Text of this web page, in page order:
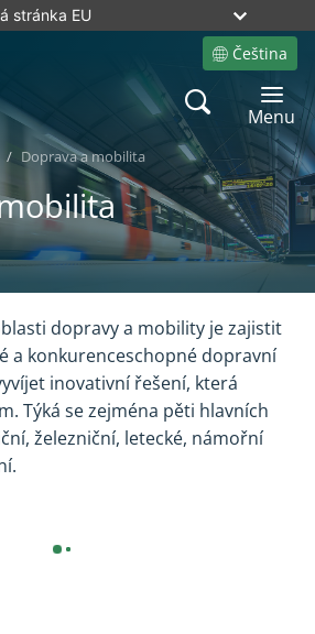
stránka EU
Čeština
Site language
Search
Toggle
Menu
Doprava a mobilita
dopravy a mobility je zajistit
a konkurenceschopné dopravní
inovativní řešení, která
Týká se zejména pěti hlavních
železniční, letecké, námořní